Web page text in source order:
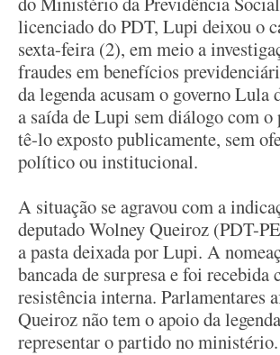
licenciado do PDT, Lupi deixou o
sexta-feira (2), em meio a
fraudes em benefícios
da legenda acusam o governo Lula
a saída de Lupi sem diálogo com o
tê-lo exposto publicamente, sem
político ou institucional.
A situação se agravou com a
deputado Wolney Queiroz (PDT-
a pasta deixada por Lupi. A
bancada de surpresa e foi recebida
resistência interna. Parlamentares
Queiroz não tem o apoio da
representar o partido no ministério.